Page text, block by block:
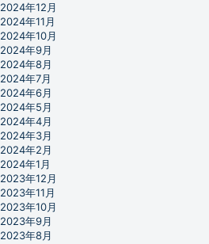
2024年12月
2024年11月
2024年10月
2024年9月
2024年8月
2024年7月
2024年6月
2024年5月
2024年4月
2024年3月
2024年2月
2024年1月
2023年12月
2023年11月
2023年10月
2023年9月
2023年8月